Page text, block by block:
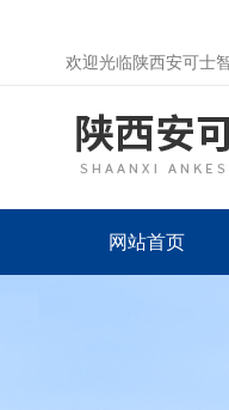
欢迎光临陕西安可士
网站首页